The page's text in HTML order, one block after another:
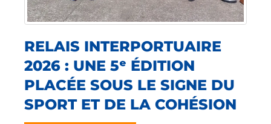
RELAIS INTERPORTUAIRE
2026 : UNE 5ᵉ ÉDITION
PLACÉE SOUS LE SIGNE DU
SPORT ET DE LA COHÉSION